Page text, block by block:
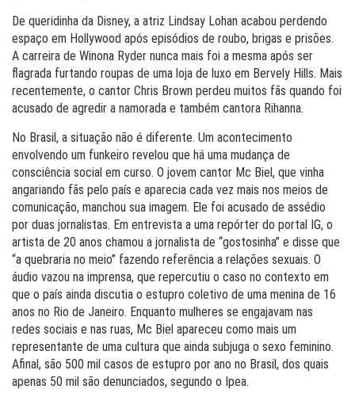
De queridinha da Disney, a atriz Lindsay Lohan acabou perdendo
espaço em Hollywood após episódios de roubo, brigas e prisões.
A carreira de Winona Ryder nunca mais foi a mesma após ser
flagrada furtando roupas de uma loja de luxo em Bervely Hills. Mais
recentemente, o cantor Chris Brown perdeu muitos fãs quando foi
acusado de agredir a namorada e também cantora Rihanna.
No Brasil, a situação não é diferente. Um acontecimento
envolvendo um funkeiro revelou que há uma mudança de
consciência social em curso. O jovem cantor Mc Biel, que vinha
angariando fãs pelo país e aparecia cada vez mais nos meios de
comunicação, manchou sua imagem. Ele foi acusado de assédio
por duas jornalistas. Em entrevista a uma repórter do portal IG, o
artista de 20 anos chamou a jornalista de “gostosinha” e disse que
“a quebraria no meio” fazendo referência a relações sexuais. O
áudio vazou na imprensa, que repercutiu o caso no contexto em
que o país ainda discutia o estupro coletivo de uma menina de 16
anos no Rio de Janeiro. Enquanto mulheres se engajavam nas
redes sociais e nas ruas, Mc Biel apareceu como mais um
representante de uma cultura que ainda subjuga o sexo feminino.
Afinal, são 500 mil casos de estupro por ano no Brasil, dos quais
apenas 50 mil são denunciados, segundo o Ipea.